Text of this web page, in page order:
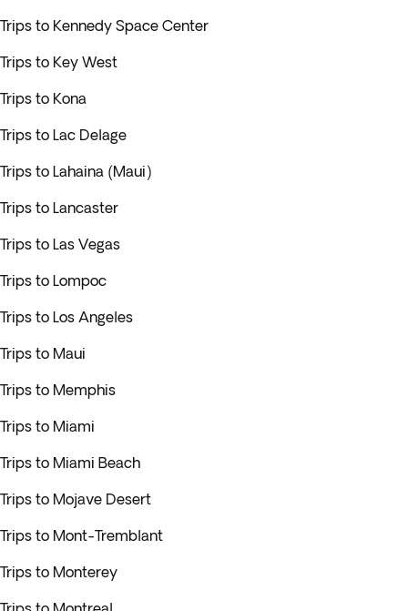
Trips to Kennedy Space Center
Trips to Key West
Trips to Kona
Trips to Lac Delage
Trips to Lahaina (Maui)
Trips to Lancaster
Trips to Las Vegas
Trips to Lompoc
Trips to Los Angeles
Trips to Maui
Trips to Memphis
Trips to Miami
Trips to Miami Beach
Trips to Mojave Desert
Trips to Mont-Tremblant
Trips to Monterey